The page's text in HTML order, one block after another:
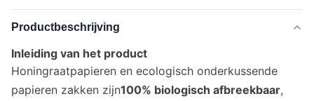
Productbeschrijving
Inleiding van het product
Honingraatpapieren en ecologisch onderkussende
papieren zakken zijn100% biologisch afbreekbaar,